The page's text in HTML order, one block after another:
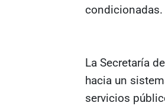
condicionadas.
La Secretaría
hacia un
servicios